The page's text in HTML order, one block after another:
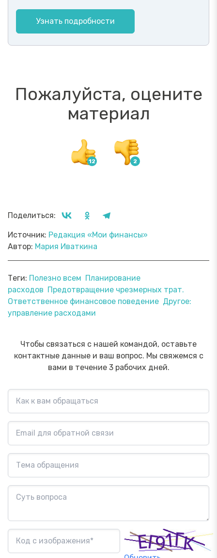
Узнать подробности
Пожалуйста, оцените
материал
Поделиться:
Источник: Редакция «Мои финансы»
Автор: Мария Иваткина
Теги: Полезно всем Планирование
расходов Предотвращение чрезмерных трат.
Ответственное финансовое поведение Другое:
управление расходами
Чтобы связаться с нашей командой, оставьте
контактные данные и ваш вопрос. Мы свяжемся с
вами в течение 3 рабочих дней.